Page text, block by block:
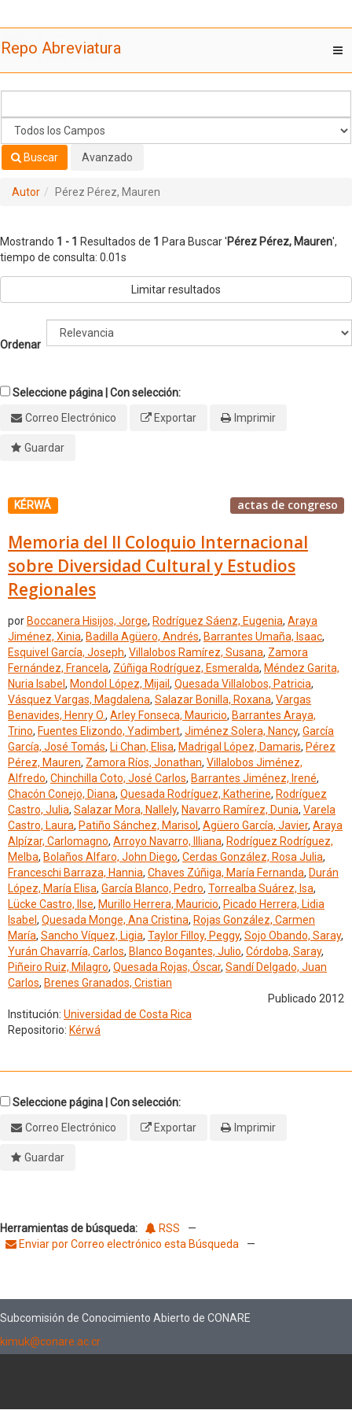
Repo Abreviatura
Buscar Avanzado
Autor Pérez Pérez, Mauren
Mostrando 1 - 1 Resultados de 1 Para Buscar 'Pérez Pérez, Mauren',
tiempo de consulta: 0.01s
Limitar resultados
Ordenar
Seleccione página | Con selección:
Correo Electrónico
Exportar Imprimir
Guardar
KÉRWÁ actas de congreso
Memoria del II Coloquio Internacional
sobre Diversidad Cultural y Estudios
Regionales
por Boccanera Hisijos, Jorge, Rodríguez Sáenz, Eugenia, Araya
Jiménez, Xinia, Badilla Agüero, Andrés, Barrantes Umaña, Isaac,
Esquivel García, Joseph, Villalobos Ramírez, Susana, Zamora
Fernández, Francela, Zúñiga Rodríguez, Esmeralda, Méndez Garita,
Nuria Isabel , Mondol López, Mijail , Quesada Villalobos, Patricia,
Vásquez Vargas, Magdalena, Salazar Bonilla, Roxana, Vargas
Benavides, Henry O., Arley Fonseca, Mauricio, Barrantes Araya,
Trino, Fuentes Elizondo, Yadimbert, Jiménez Solera, Nancy, García
García, José Tomás, Li Chan, Elisa, Madrigal López, Damaris, Pérez
Pérez, Mauren, Zamora Ríos, Jonathan, Villalobos Jiménez,
Alfredo, Chinchilla Coto, José Carlos, Barrantes Jiménez, Irené,
Chacón Conejo, Diana, Quesada Rodríguez, Katherine, Rodríguez
Castro, Julia, Salazar Mora, Nallely, Navarro Ramírez, Dunia, Varela
Castro, Laura, Patiño Sánchez, Marisol , Agüero García, Javier, Araya
Alpízar, Carlomagno, Arroyo Navarro, Illiana, Rodríguez Rodríguez,
Melba, Bolaños Alfaro, John Diego, Cerdas González, Rosa Julia,
Franceschi Barraza, Hannia, Chaves Zúñiga, María Fernanda, Durán
López, María Elisa, García Blanco, Pedro, Torrealba Suárez, Isa,
Lücke Castro, Ilse, Murillo Herrera, Mauricio, Picado Herrera, Lidia
Isabel , Quesada Monge, Ana Cristina, Rojas González, Carmen
María, Sancho Víquez, Ligia, Taylor Filloy, Peggy, Sojo Obando, Saray,
Yurán Chavarría, Carlos, Blanco Bogantes, Julio, Córdoba, Saray,
Piñeiro Ruiz, Milagro, Quesada Rojas, Óscar, Sandí Delgado, Juan
Carlos, Brenes Granados, Cristian
Publicado 2012
Institución: Universidad de Costa Rica
Repositorio: Kérwá
Seleccione página | Con selección:
Correo Electrónico
Exportar Imprimir
Guardar
Herramientas de búsqueda: RSS
—
Enviar por Correo electrónico esta Búsqueda
—
Subcomisión de Conocimiento Abierto de CONARE
kimuk@conare.ac.cr